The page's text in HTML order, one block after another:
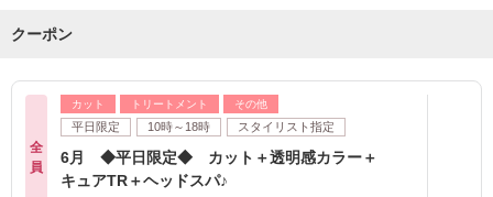
クーポン
全
員
カット トリートメント その他
平日限定 10時～18時 スタイリスト指定
6月 ◆平日限定◆ カット＋透明感カラー＋
キュアTR＋ヘッドスパ♪